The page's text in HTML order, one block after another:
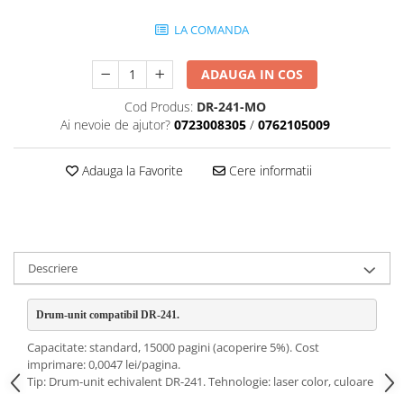
LA COMANDA
ADAUGA IN COS
Cod Produs: DR-241-MO
Ai nevoie de ajutor? 0723008305 / 0762105009
Adauga la Favorite Cere informatii
Descriere
Drum-unit compatibil DR-241.
Capacitate: standard, 15000 pagini (acoperire 5%). Cost
imprimare: 0,0047 lei/pagina.
Tip: Drum-unit echivalent DR-241. Tehnologie: laser color, culoare